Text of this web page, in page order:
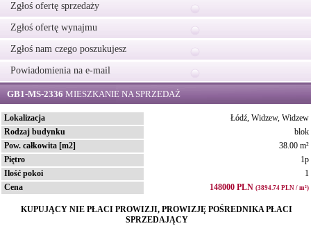
Zgłoś ofertę sprzedaży
Zgłoś ofertę wynajmu
Zgłoś nam czego poszukujesz
Powiadomienia na e-mail
GB1-MS-2336 MIESZKANIE NA SPRZEDAŻ
Lokalizacja
Łódź, Widzew, Widzew
Rodzaj budynku
blok
Pow. całkowita [m2]
38.00 m²
Piętro
1p
Ilość pokoi
1
Cena
148000 PLN (3894.74 PLN / m²)
KUPUJĄCY NIE PŁACI PROWIZJI, PROWIZJĘ POŚREDNIKA PŁACI
SPRZEDAJĄCY